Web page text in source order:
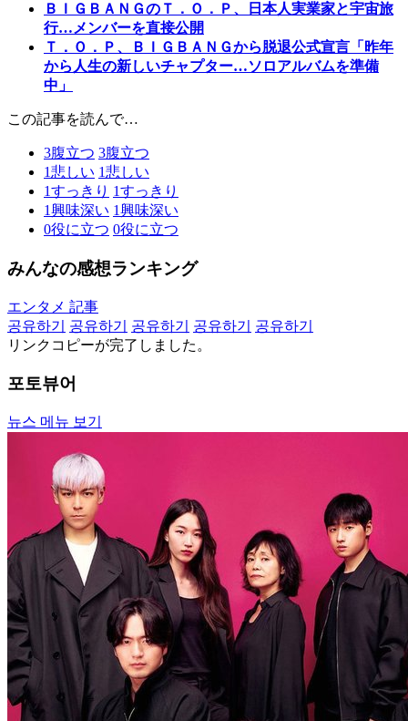
ＢＩＧＢＡＮＧのＴ．Ｏ．Ｐ、日本人実業家と宇宙旅
行…メンバーを直接公開
Ｔ．Ｏ．Ｐ、ＢＩＧＢＡＮＧから脱退公式宣言「昨年
から人生の新しいチャプター…ソロアルバムを準備
中」
この記事を読んで…
3腹立つ 3腹立つ
1悲しい 1悲しい
1すっきり 1すっきり
1興味深い 1興味深い
0役に立つ 0役に立つ
みんなの感想ランキング
エンタメ 記事
공유하기
공유하기 공유하기 공유하기
공유하기
リンクコピーが完了しました。
포토뷰어
뉴스 메뉴 보기